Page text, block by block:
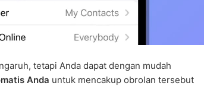
tetapi Anda dapat dengan mudah
Anda untuk mencakup obrolan tersebut